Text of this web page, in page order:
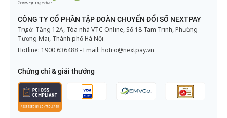
CÔNG TY CỔ PHẦN TẬP ĐOÀN CHUYỂN ĐỔI SỐ NEXTPAY
Trụ sở: Tầng 12A, Tòa nhà VTC Online, Số 18 Tam Trinh, Phường
Tương Mai, Thành phố Hà Nội
Hotline: 1900 636488 - Email: hotro@nextpay.vn
Chứng chỉ & giải thưởng